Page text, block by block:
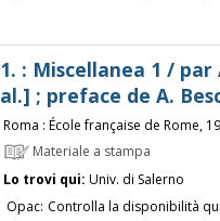
1. : Miscellanea 1 /
al.] ; preface de A.
Roma : École française de Rome,
Materiale a stampa
Lo trovi qui: Univ. di Salerno
Opac: Controlla la disponibilità